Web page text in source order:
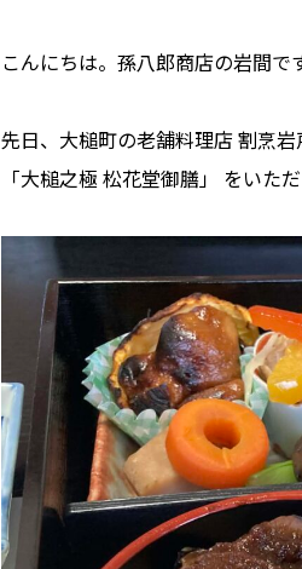
こんにちは。孫八郎商店の岩間で
先日、大槌町の老舗料理店 割烹
「大槌之極 松花堂御膳」 をいた